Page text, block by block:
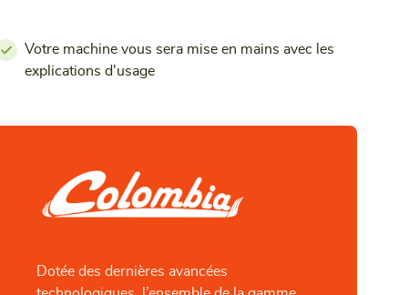
Votre machine vous sera mise en mains avec les
explications d'usage
Dotée des dernières avancées